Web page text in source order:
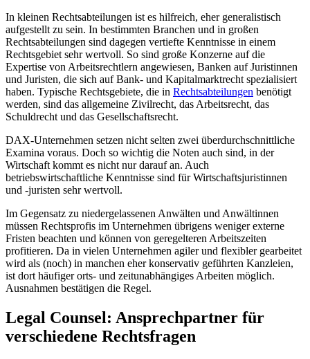
In kleinen Rechtsabteilungen ist es hilfreich, eher generalistisch
aufgestellt zu sein. In bestimmten Branchen und in großen
Rechtsabteilungen sind dagegen vertiefte Kenntnisse in einem
Rechtsgebiet sehr wertvoll. So sind große Konzerne auf die
Expertise von Arbeitsrechtlern angewiesen, Banken auf Juristinnen
und Juristen, die sich auf Bank- und Kapitalmarktrecht spezialisiert
haben. Typische Rechtsgebiete, die in Rechtsabteilungen benötigt
werden, sind das allgemeine Zivilrecht, das Arbeitsrecht, das
Schuldrecht und das Gesellschaftsrecht.
DAX-Unternehmen setzen nicht selten zwei überdurchschnittliche
Examina voraus. Doch so wichtig die Noten auch sind, in der
Wirtschaft kommt es nicht nur darauf an. Auch
betriebswirtschaftliche Kenntnisse sind für Wirtschaftsjuristinnen
und -juristen sehr wertvoll.
Im Gegensatz zu niedergelassenen Anwälten und Anwältinnen
müssen Rechtsprofis im Unternehmen übrigens weniger externe
Fristen beachten und können von geregelteren Arbeitszeiten
profitieren. Da in vielen Unternehmen agiler und flexibler gearbeitet
wird als (noch) in manchen eher konservativ geführten Kanzleien,
ist dort häufiger orts- und zeitunabhängiges Arbeiten möglich.
Ausnahmen bestätigen die Regel.
Legal Counsel: Ansprechpartner für
verschiedene Rechtsfragen